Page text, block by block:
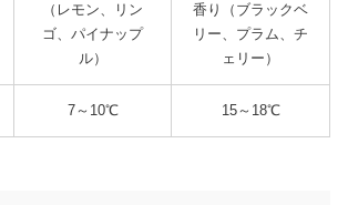
（レモン、リン
ゴ、パイナップ
ル）
香り（ブラックベ
リー、プラム、チ
ェリー）
7～10℃ 15～18℃